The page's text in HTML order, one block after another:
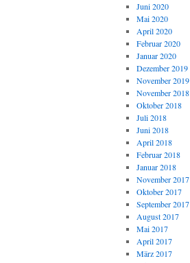
Juni 2020
Mai 2020
April 2020
Februar 2020
Januar 2020
Dezember 2019
November 2019
November 2018
Oktober 2018
Juli 2018
Juni 2018
April 2018
Februar 2018
Januar 2018
November 2017
Oktober 2017
September 2017
August 2017
Mai 2017
April 2017
März 2017